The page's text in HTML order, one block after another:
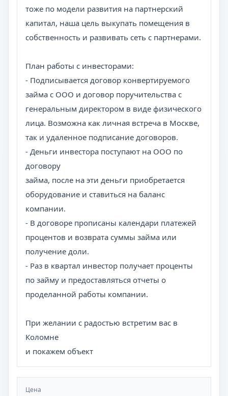
тоже по модели развития на партнерский
капитал, наша цель выкупать помещения в
собственность и развивать сеть с партнерами.
План работы с инвесторами:
- Подписывается договор конвертируемого
займа с ООО и договор поручительства с
генеральным директором в виде физического
лица. Возможна как личная встреча в Москве,
так и удаленное подписание договоров.
- Деньги инвестора поступают на ООО по
договору
займа, после на эти деньги приобретается
оборудование и ставиться на баланс
компании.
- В договоре прописаны календари платежей
процентов и возврата суммы займа или
получение доли.
- Раз в квартал инвестор получает проценты
по займу и предоставляться отчеты о
проделанной работы компании.
При желании с радостью встретим вас в
Коломне
и покажем объект
Цена